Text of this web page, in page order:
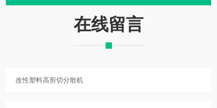
在线留言